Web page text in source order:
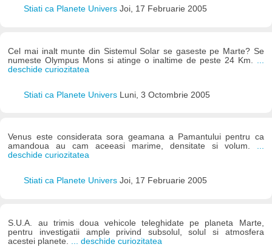
Stiati ca Planete Univers Joi, 17 Februarie 2005
Cel mai inalt munte din Sistemul Solar se gaseste pe Marte? Se
numeste Olympus Mons si atinge o inaltime de peste 24 Km.
deschide curiozitatea
Stiati ca Planete Univers Luni, 3 Octombrie 2005
Venus este considerata sora geamana a Pamantului pentru ca
amandoua au cam aceeasi marime, densitate si volum. ...
deschide curiozitatea
Stiati ca Planete Univers Joi, 17 Februarie 2005
S.U.A. au trimis doua vehicole teleghidate pe planeta Marte,
pentru investigatii ample privind subsolul, solul si atmosfera
acestei planete. ... deschide curiozitatea